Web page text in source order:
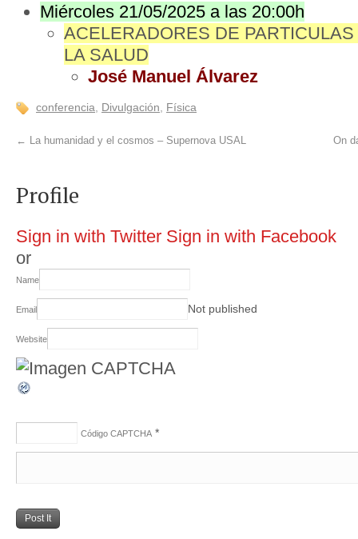
Miércoles 21/05/2025 a las 20:00h
ACELERADORES DE
LA SALUD
José Manuel Álvarez
conferencia Divulgación Física
← La humanidad y el cosmos – Supernova USAL On
Profile
Sign in with Twitter Sign in with Facebook
or
Name
Email Not published
Website
Código CAPTCHA *